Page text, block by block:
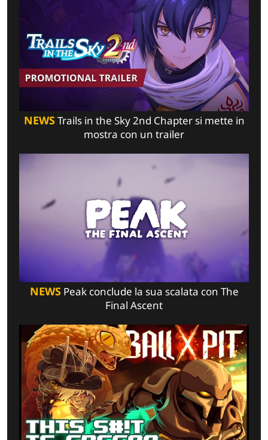
NEWSTrails in the Sky 2nd Chapter si mette in
mostra con un trailer
NEWSPeak conclude la sua scalata con The
Final Ascent